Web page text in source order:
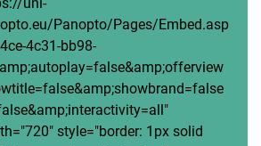
Panopto/Pages/Embed.asp
4c31-bb98-
style="border: 1px solid